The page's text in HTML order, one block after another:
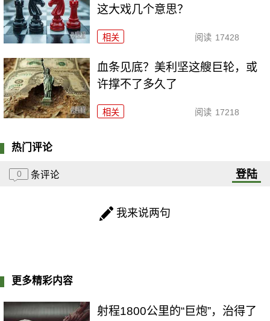
这大戏几个意思？
相关 阅读 17428
血条见底？美利坚这艘巨轮，或
许撑不了多久了
相关 阅读 17218
热门评论
0 条评论 登陆
我来说两句
更多精彩内容
射程1800公里的“巨炮”，治得了